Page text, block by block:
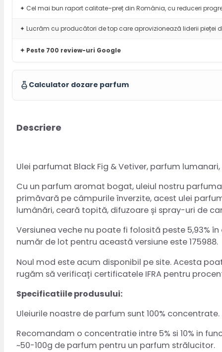
✦ Cel mai bun raport calitate–preț din România, cu reduceri
✦ Lucrăm cu producători de top care aprovizionează liderii pieței
✦ Peste 700 review-uri Google
Calculator dozare parfum
Descriere
Ulei parfumat Black Fig & Vetiver, parfum
Cu un parfum aromat bogat, uleiul nostru
primăvară pe câmpurile înverzite, acest ulei
lumânări, ceară topită, difuzoare și spray-uri de
Versiunea veche nu poate fi folosită peste 5,93%
număr de lot pentru această versiune este 175988.
Noul mod este acum disponibil pe site. Acesta
rugăm să verificați certificatele IFRA pentru
Specificatiile produsului:
Uleiurile noastre de parfum sunt 100%
Recomandam o concentratie intre 5% si 10% in
~50-100g de parfum pentru un parfum strălucitor.